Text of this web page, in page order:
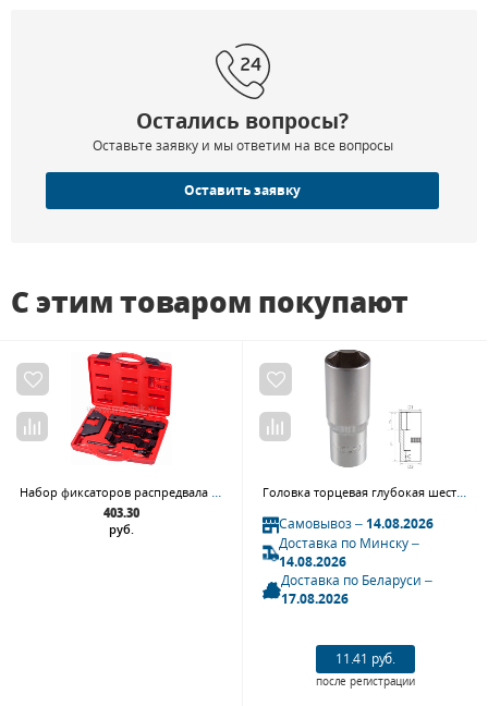
Остались вопросы?
Оставьте заявку и мы ответим на все вопросы
Оставить заявку
С этим товаром покупают
Набор фиксаторов распредвала / коленвала, BMW, кейс, 8 предметов МАСТАК 103-21201
403.30
руб.
Головка торцевая глубокая шестигранная 1/2" 20 мм TOLSEN TT16570
Самовывоз –14.08.2026
Доставка по Минску –
14.08.2026
Доставка по Беларуси –
17.08.2026
11.41 руб.
после регистрации